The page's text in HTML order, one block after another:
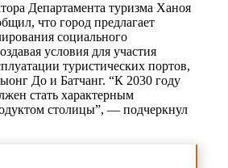
Департамента туризма Ханоя
что город предлагает
социального
условия для участия
туристических портов,
До и Батчанг. “К 2030 году
стать характерным
столицы”, — подчеркнул